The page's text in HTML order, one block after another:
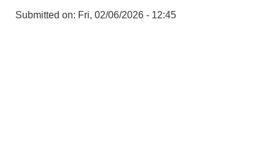
Submitted on: Fri, 02/06/2026 - 12:45